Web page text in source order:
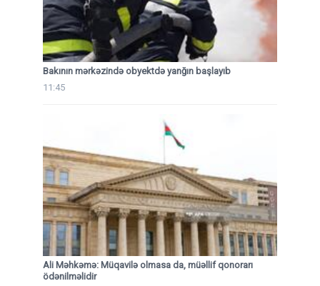
Bakının mərkəzində obyektdə yanğın başlayıb
11:45
Ali Məhkəmə: Müqavilə olmasa da, müəllif qonorarı
ödənilməlidir